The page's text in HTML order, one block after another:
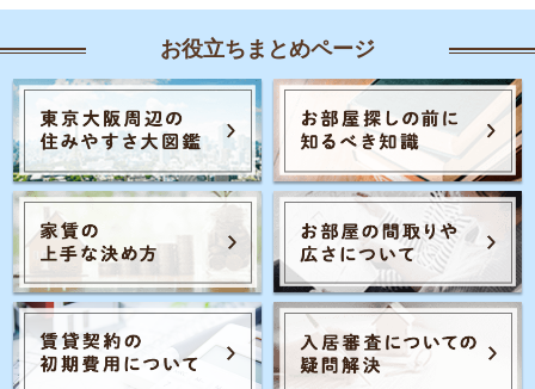
Posts navigation
お役立ちまとめページ